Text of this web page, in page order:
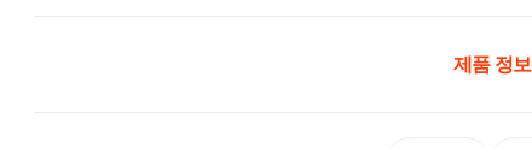
제품 정보